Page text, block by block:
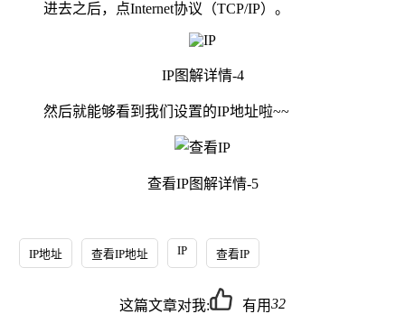
进去之后，点Internet协议（TCP/IP）。
IP图解详情-4
然后就能够看到我们设置的IP地址啦~~
查看IP图解详情-5
IP地址 查看IP地址 IP 查看IP
这篇文章对我: 有用32